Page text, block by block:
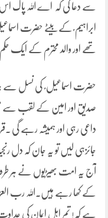
سے دعا کی کہ اے اللہ پاک
ابراہیم ؑ کے بیٹے حضرت
تھے اور والد محترم کے ایک
حضرت اسماعیل ؑ کی نسل سے
صدیق اور امین کے لقب سے
داعی رہی اور ہمیشہ رہے گی
جائزہی لیں تو یہ جان کہ دل
آج یہ امت بھیڑیوں نے ہر
ہے کہ! تم اہل ایمان کی